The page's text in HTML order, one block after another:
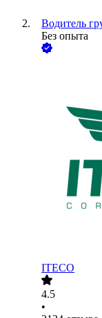
Водитель
Без опыта
ITECO
4.5
•